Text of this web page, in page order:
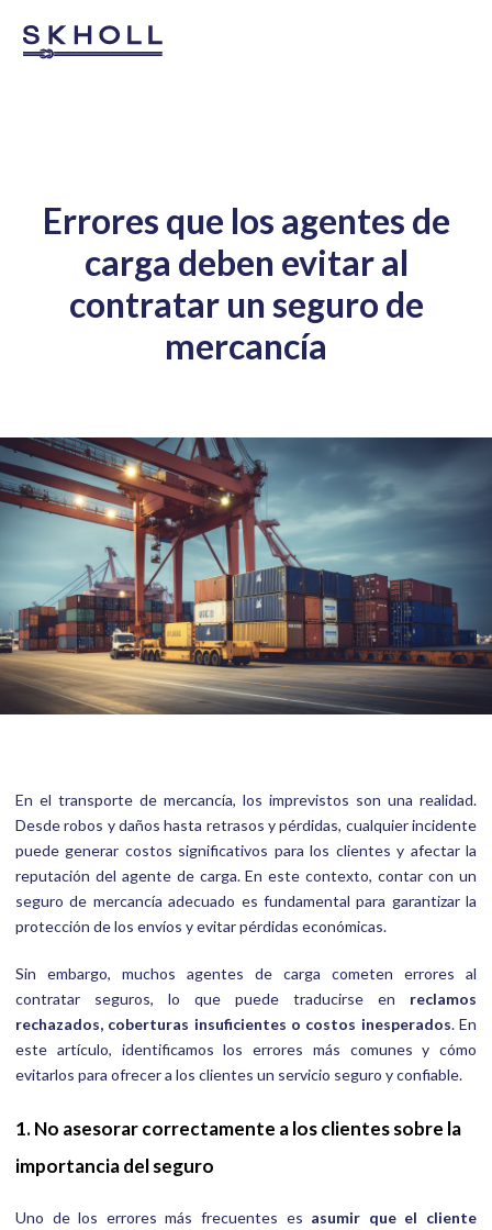
Errores que los agentes de
carga deben evitar al
contratar un seguro de
mercancía
En el transporte de mercancía, los imprevistos son una realidad.
Desde robos y daños hasta retrasos y pérdidas, cualquier incidente
puede generar costos significativos para los clientes y afectar la
reputación del agente de carga. En este contexto, contar con un
seguro de mercancía adecuado es fundamental para garantizar la
protección de los envíos y evitar pérdidas económicas.
Sin embargo, muchos agentes de carga cometen errores al
contratar seguros, lo que puede traducirse en reclamos
rechazados, coberturas insuficientes o costos inesperados. En
este artículo, identificamos los errores más comunes y cómo
evitarlos para ofrecer a los clientes un servicio seguro y confiable.
1. No asesorar correctamente a los clientes sobre la
importancia del seguro
Uno de los errores más frecuentes es asumir que el cliente